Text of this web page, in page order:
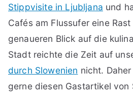
Stippvisite in Ljubljana und
Cafés am Flussufer eine
genaueren Blick auf die
Stadt reichte die Zeit auf
durch Slowenien nicht.
gerne diesen Gastartikel von